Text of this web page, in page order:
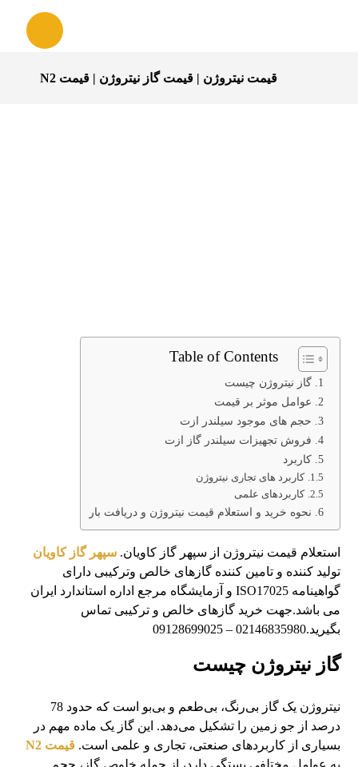
قیمت نیتروژن | قیمت گاز نیتروژن | قیمت N2
Table of Contents
گاز نیتروژن چیست
عوامل موثر بر قیمت
حجم های موجود سیلندر ازت
فروش تجهیزات سیلندر گاز ازت
کاربرد
کاربرد های تجاری نیتروژن
کاربردهای علمی
نحوه خرید و استعلام قیمت نیتروژن و دریافت بار
استعلام قیمت نیتروژن از سپهر گاز کاویان.سپهر گاز کاویان
تولید کننده و تامین کننده گازهای خالص وترکیبی دارای
گواهینامه ISO17025 و آزمایشگاه مرجع اداره استاندارد ایران
می باشد.جهت خرید گازهای خالص و ترکیبی تماس
بگیرید.02146835980 – 09128699025
گاز نیتروژن چیست
نیتروژن یک گاز بی‌رنگ، بی‌طعم و بی‌بو است که حدود 78
درصد از جو زمین را تشکیل می‌دهد. این گاز یک ماده مهم در
بسیاری از کاربردهای صنعتی، تجاری و علمی است.قیمت N2
به عوامل مختلفی بستگی دارد، از جمله خلوص گاز، حجم